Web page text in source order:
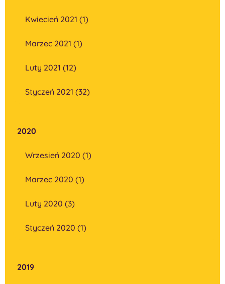
Kwiecień 2021 (1)
Marzec 2021 (1)
Luty 2021 (12)
Styczeń 2021 (32)
2020
Wrzesień 2020 (1)
Marzec 2020 (1)
Luty 2020 (3)
Styczeń 2020 (1)
2019